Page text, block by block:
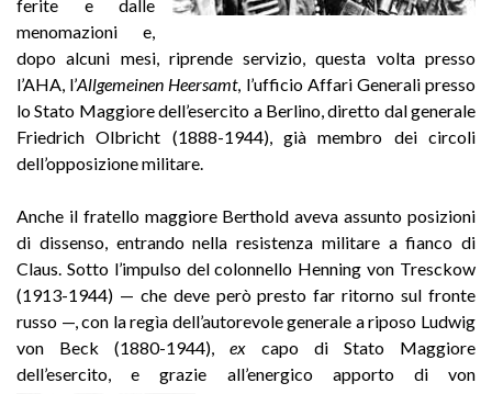
ferite e dalle
menomazioni e,
dopo alcuni mesi, riprende servizio, questa volta presso
l’AHA, l’Allgemeinen Heersamt, l’ufficio Affari Generali presso
lo Stato Maggiore dell’esercito a Berlino, diretto dal generale
Friedrich Olbricht (1888-1944), già membro dei circoli
dell’opposizione militare.
Anche il fratello maggiore Berthold aveva assunto posizioni
di dissenso, entrando nella resistenza militare a fianco di
Claus. Sotto l’impulso del colonnello Henning von Tresckow
(1913-1944) — che deve però presto far ritorno sul fronte
russo —, con la regìa dell’autorevole generale a riposo Ludwig
von Beck (1880-1944), ex capo di Stato Maggiore
dell’esercito, e grazie all’energico apporto di von